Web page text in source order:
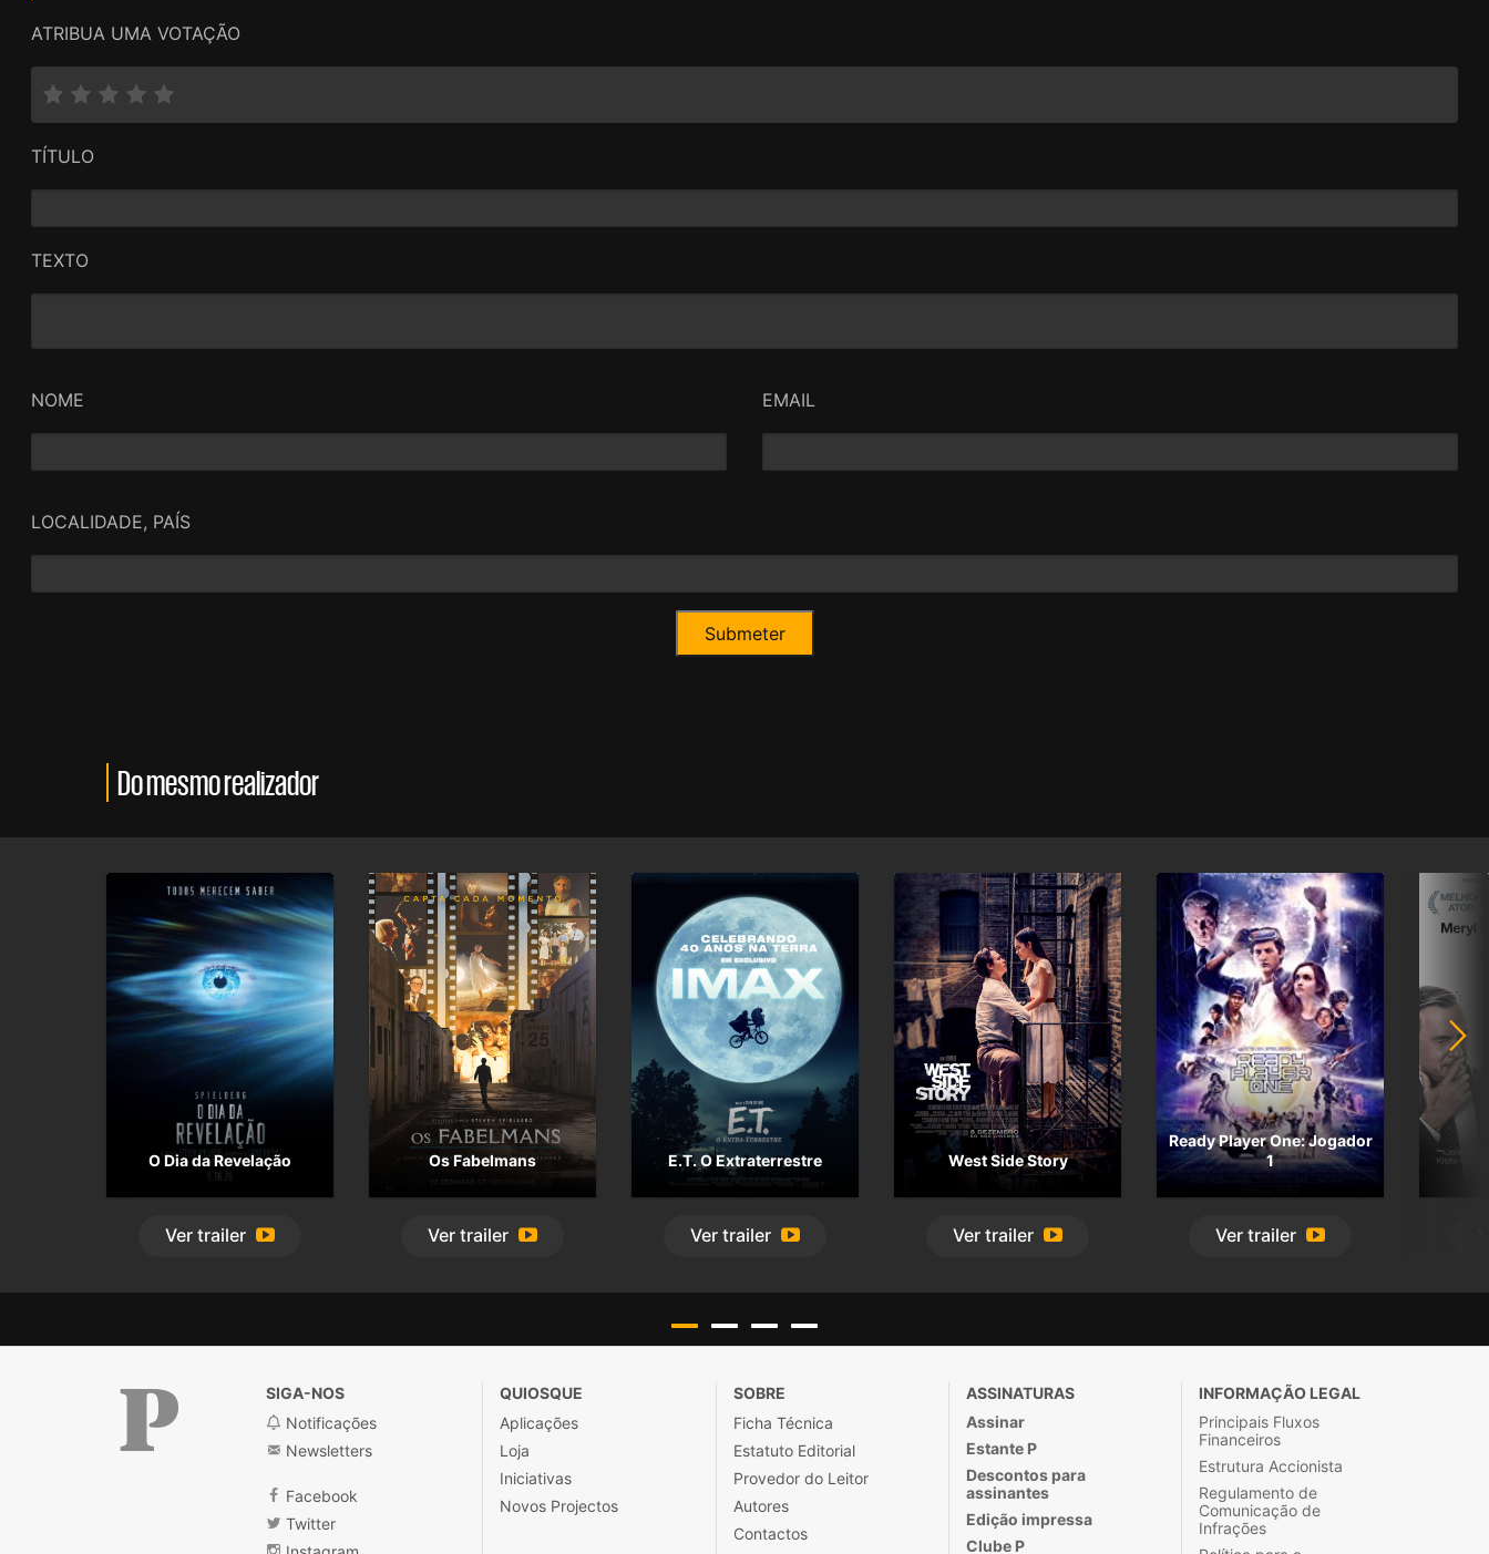
ATRIBUA UMA VOTAÇÃO
TÍTULO
TEXTO
NOME EMAIL
LOCALIDADE, PAÍS
Do mesmo realizador
O Dia da Revelação
Ver trailer
Os Fabelmans
Ver trailer
E.T. O Extraterrestre
Ver trailer
West Side Story
Ver trailer
Ready Player One: Jogador
1
Ver trailer
Público
SIGA-NOS
Notificações
Newsletters
Facebook
Twitter
QUIOSQUE
Aplicações
Loja
Iniciativas
Novos Projectos
SOBRE
Ficha Técnica
Estatuto Editorial
Provedor do Leitor
Autores
Contactos
ASSINATURAS
Assinar
Estante P
Descontos para
assinantes
Edição impressa
Clube P
INFORMAÇÃO LEGAL
Principais Fluxos
Financeiros
Estrutura Accionista
Regulamento de
Comunicação de
Infrações